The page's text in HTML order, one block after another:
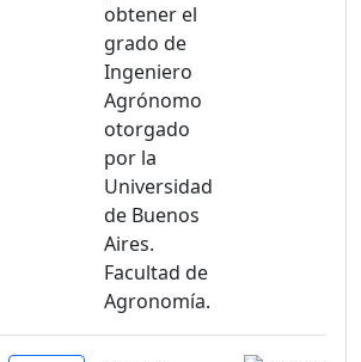
obtener el
grado de
Ingeniero
Agrónomo
otorgado
por la
Universidad
de Buenos
Aires.
Facultad de
Agronomía.